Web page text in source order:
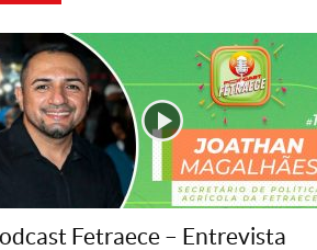
Fetraece – Entrevista